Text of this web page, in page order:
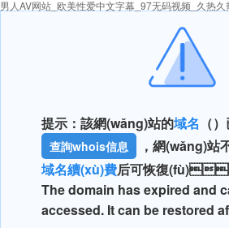
男人AV网站_欧美性爱中文字幕_97无码视频_久热
提示：該網(wǎng)站的域名 （
查詢whois信息
，網(wǎng)站
域名續(xù)費后可恢復
The domain has expired and
accessed. It can be restored